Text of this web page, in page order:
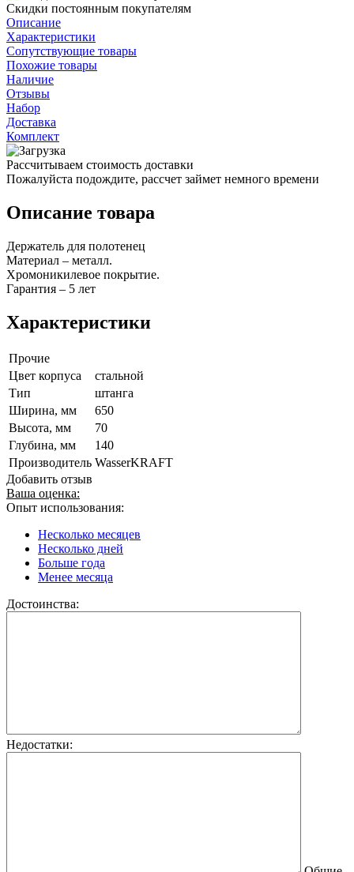
Скидки постоянным покупателям
Описание
Характеристики
Сопутствующие товары
Похожие товары
Наличие
Отзывы
Набор
Доставка
Комплект
Рассчитываем стоимость доставки
Пожалуйста подождите, рассчет займет немного времени
Описание товара
Держатель для полотенец
Материал – металл.
Хромоникилевое покрытие.
Гарантия – 5 лет
Характеристики
Прочие
Цвет корпуса
стальной
Тип
штанга
Ширина, мм
650
Высота, мм
70
Глубина, мм
140
Производитель WasserKRAFT
Добавить отзыв
Ваша оценка:
Опыт использования:
Несколько месяцев
Несколько дней
Больше года
Менее месяца
Достоинства:
Недостатки: